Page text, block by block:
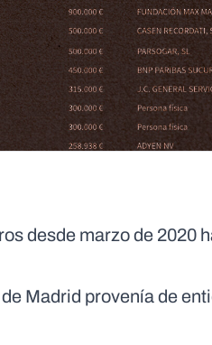
desde marzo de 2020
Madrid provenía de